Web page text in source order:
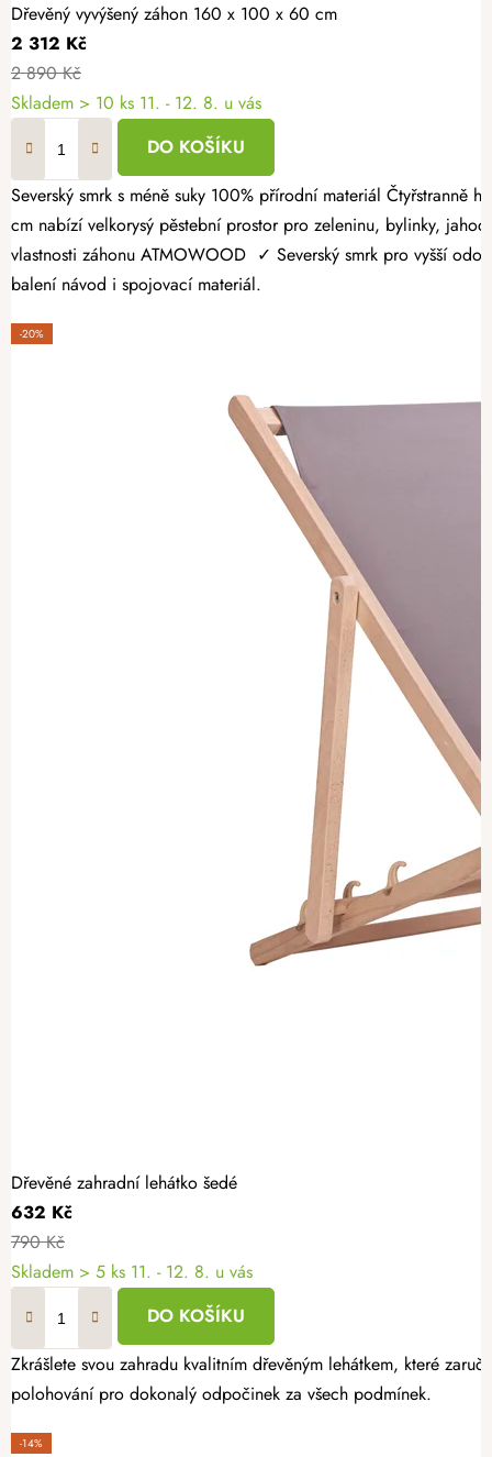
Dřevěný vyvýšený záhon 160 x 100 x 60 cm
2 312 Kč
2 890 Kč
Skladem > 10 ks 11. - 12. 8. u vás
DO KOŠÍKU
Severský smrk s méně suky 100% přírodní materiál Čtyřstranně hoblovaný masiv Dopřejte si radost z vlastní úrody a vytvořte si zahrádku přesně podle svých představ. Dřevěný vyvýšený záhon 160 × 100 × 60
cm nabízí velkorysý pěstební prostor pro zeleninu, bylinky,
vlastnosti záhonu ATMOWOOD ✓ Severský smrk pro vyšší
balení návod i spojovací materiál.
-20%
Dřevěné zahradní lehátko šedé
632 Kč
790 Kč
Skladem > 5 ks 11. - 12. 8. u vás
DO KOŠÍKU
Zkrášlete svou zahradu kvalitním dřevěným lehátkem, které
polohování pro dokonalý odpočinek za všech podmínek.
-14%